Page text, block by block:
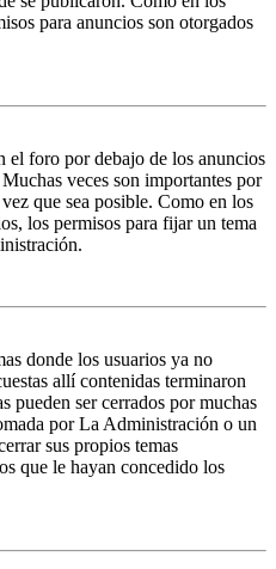
para anuncios son otorgados
el foro por debajo de los anuncios
veces son importantes por
que sea posible. Como en los
los permisos para fijar un tema
donde los usuarios ya no
allí contenidas terminaron
pueden ser cerrados por muchas
por La Administración o un
sus propios temas
que le hayan concedido los